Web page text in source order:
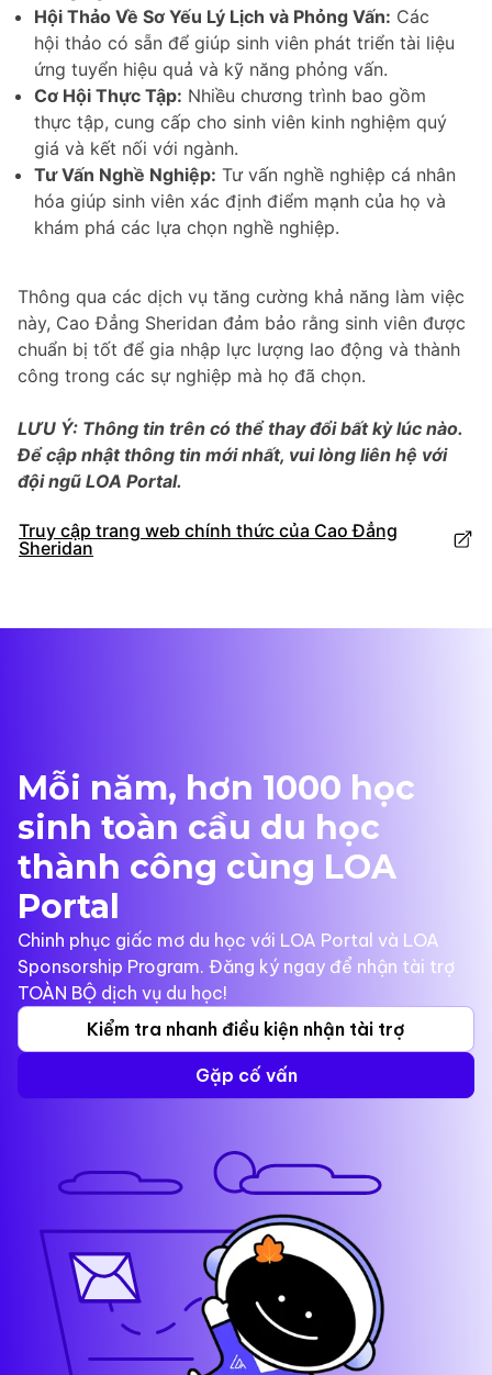
Hội Thảo Về Sơ Yếu Lý Lịch và Phỏng Vấn: Các
hội thảo có sẵn để giúp sinh viên phát triển tài liệu
ứng tuyển hiệu quả và kỹ năng phỏng vấn.
Cơ Hội Thực Tập: Nhiều chương trình bao gồm
thực tập, cung cấp cho sinh viên kinh nghiệm quý
giá và kết nối với ngành.
Tư Vấn Nghề Nghiệp: Tư vấn nghề nghiệp cá nhân
hóa giúp sinh viên xác định điểm mạnh của họ và
khám phá các lựa chọn nghề nghiệp.
Thông qua các dịch vụ tăng cường khả năng làm việc
này, Cao Đẳng Sheridan đảm bảo rằng sinh viên được
chuẩn bị tốt để gia nhập lực lượng lao động và thành
công trong các sự nghiệp mà họ đã chọn.
LƯU Ý: Thông tin trên có thể thay đổi bất kỳ lúc nào.
Để cập nhật thông tin mới nhất, vui lòng liên hệ với
đội ngũ LOA Portal.
Truy cập trang web chính thức của Cao Đẳng
Sheridan
Mỗi năm, hơn 1000 học
sinh toàn cầu du học
thành công cùng LOA
Portal
Chinh phục giấc mơ du học với LOA Portal và LOA
Sponsorship Program. Đăng ký ngay để nhận tài trợ
TOÀN BỘ dịch vụ du học!
Kiểm tra nhanh điều kiện nhận tài trợ
Gặp cố vấn